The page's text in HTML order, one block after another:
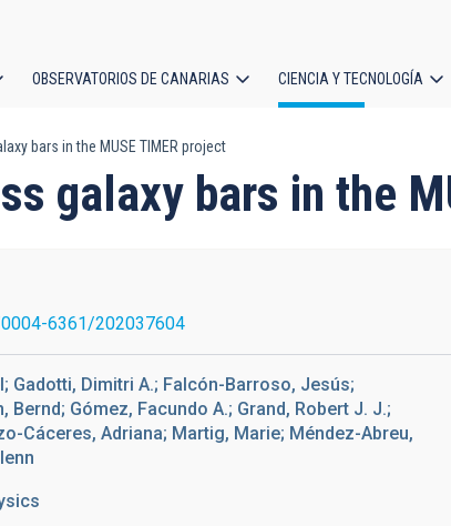
OBSERVATORIOS DE CANARIAS CIENCIA Y TECNOLOGÍA
bars in the MUSE TIMER project
galaxy bars in the
6361/202037604
Gadotti, Dimitri A.; Falcón-Barroso, Jesús;
Gómez, Facundo A.; Grand, Robert J. J.;
Cáceres, Adriana; Martig, Marie; Méndez-Abreu,